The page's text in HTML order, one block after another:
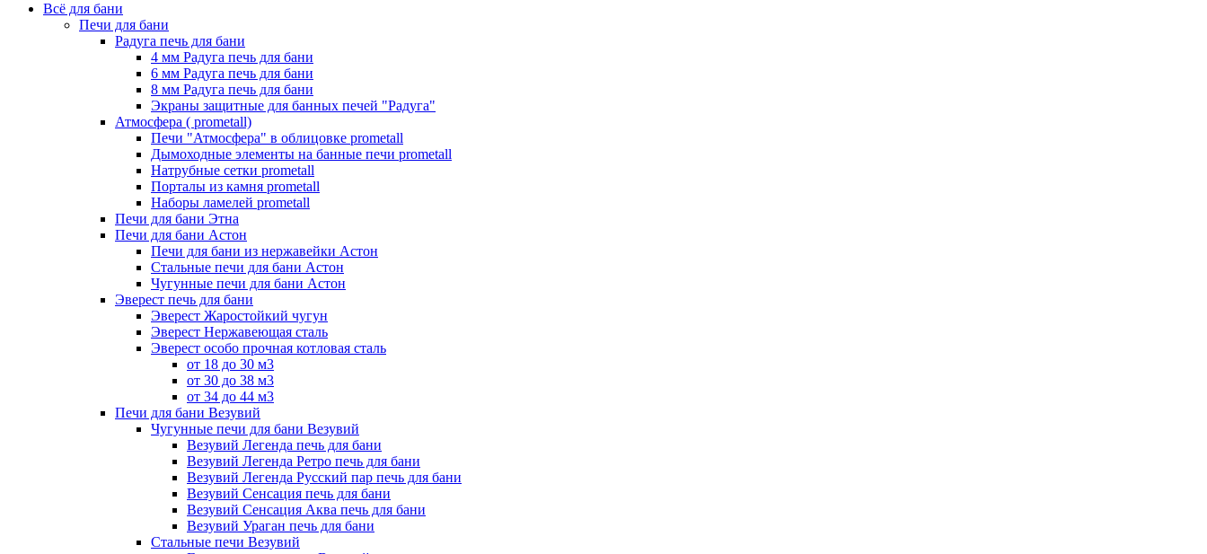
Всё для бани
Печи для бани
Радуга печь для бани
4 мм Радуга печь для бани
6 мм Радуга печь для бани
8 мм Радуга печь для бани
Экраны защитные для банных печей "Радуга"
Атмосфера ( prometall)
Печи "Атмосфера" в облицовке prometall
Дымоходные элементы на банные печи prometall
Натрубные сетки prometall
Порталы из камня prometall
Наборы ламелей prometall
Печи для бани Этна
Печи для бани Астон
Печи для бани из нержавейки Астон
Стальные печи для бани Астон
Чугунные печи для бани Астон
Эверест печь для бани
Эверест Жаростойкий чугун
Эверест Нержавеющая сталь
Эверест особо прочная котловая сталь
от 18 до 30 м3
от 30 до 38 м3
от 34 до 44 м3
Печи для бани Везувий
Чугунные печи для бани Везувий
Везувий Легенда печь для бани
Везувий Легенда Ретро печь для бани
Везувий Легенда Русский пар печь для бани
Везувий Сенсация печь для бани
Везувий Сенсация Аква печь для бани
Везувий Ураган печь для бани
Стальные печи Везувий